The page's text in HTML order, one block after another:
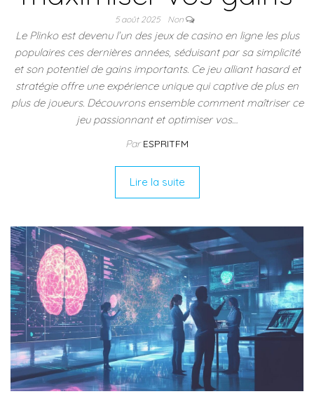
5 août 2025 Non
Le Plinko est devenu l’un des jeux de casino en ligne les plus
populaires ces dernières années, séduisant par sa simplicité
et son potentiel de gains importants. Ce jeu alliant hasard et
stratégie offre une expérience unique qui captive de plus en
plus de joueurs. Découvrons ensemble comment maîtriser ce
jeu passionnant et optimiser vos…
ParESPRITFM
Lire la suite